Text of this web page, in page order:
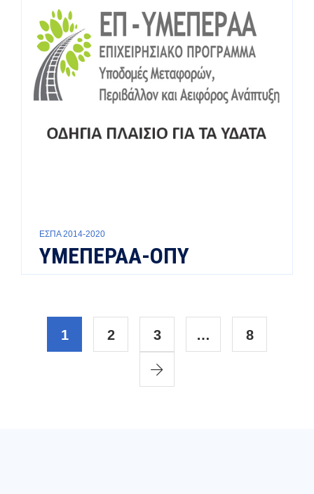
ΕΣΠΑ 2014-2020
ΥΜΕΠΕΡΑΑ-ΟΠΥ
1 2 3 … 8